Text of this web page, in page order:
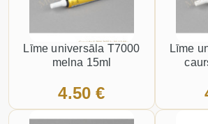
Līme universāla T7000
melna 15ml
4.50 €
Līme